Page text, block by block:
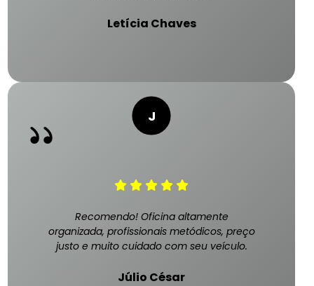
Letícia Chaves
Recomendo! Oficina altamente
organizada, profissionais metódicos, preço
justo e muito cuidado com seu veículo.
Júlio César